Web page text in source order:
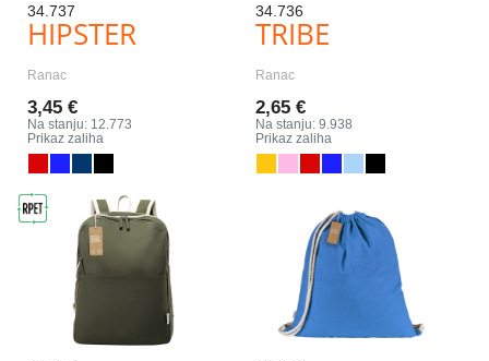
34.737
HIPSTER
Ranac
3,45 €
Na stanju: 12.773
Prikaz zaliha
34.736
TRIBE
Ranac
2,65 €
Na stanju: 9.938
Prikaz zaliha